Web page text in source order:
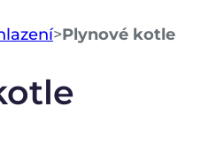
>Plynové kotle